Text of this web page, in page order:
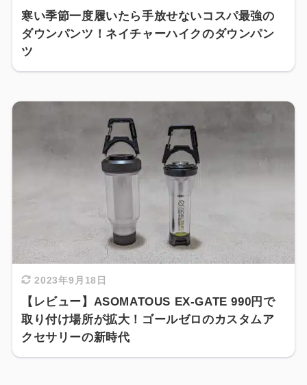
寒い季節一度履いたら手放せないコスパ最強の
ダウンパンツ！ネイチャーハイクのダウンパン
ツ
2023年9月18日
【レビュー】ASOMATOUS EX-GATE 990円で
取り付け場所が拡大！ゴールゼロのカスタムア
クセサリーの新時代